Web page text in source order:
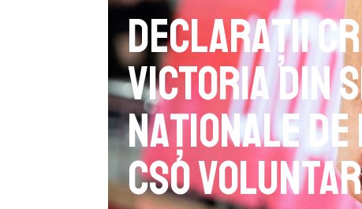
Declarații
victoria din
Naționale
CSO